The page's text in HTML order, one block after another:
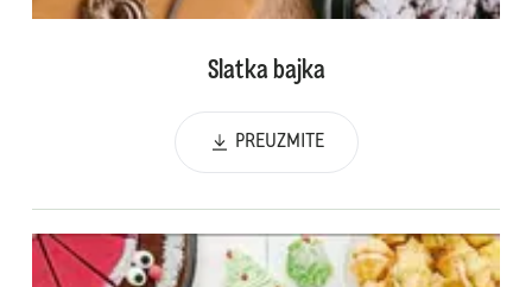
Slatka bajka
PREUZMITE